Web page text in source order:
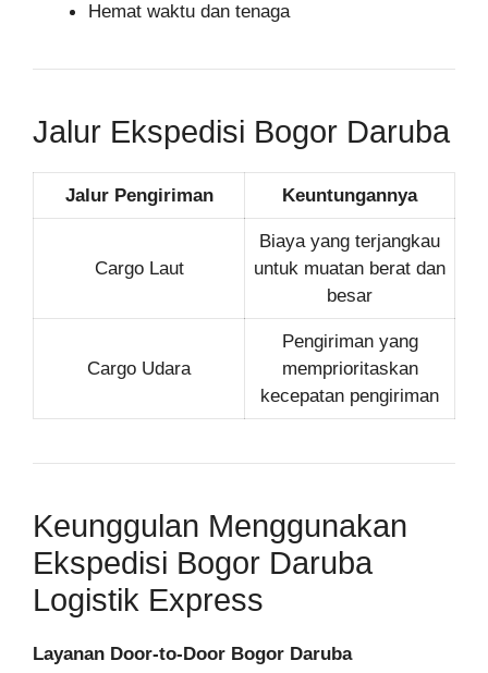
Hemat waktu dan tenaga
Jalur Ekspedisi Bogor Daruba
Jalur Pengiriman Keuntungannya
Cargo Laut
Biaya yang terjangkau
untuk muatan berat dan
besar
Cargo Udara
Pengiriman yang
memprioritaskan
kecepatan pengiriman
Keunggulan Menggunakan
Ekspedisi Bogor Daruba
Logistik Express
Layanan Door-to-Door Bogor Daruba